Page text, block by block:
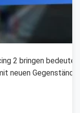
2 bringen
neuen